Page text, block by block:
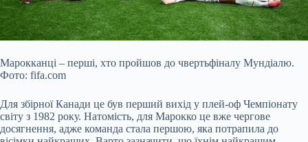
Марокканці – перші, хто пройшов до чвертьфіналу Мундіалю.
Фото: fifa.com
Для збірної Канади це був перший вихід у плей-оф Чемпіонату
світу з 1982 року. Натомість, для Марокко це вже чергове
досягнення, адже команда стала першою, яка потрапила до